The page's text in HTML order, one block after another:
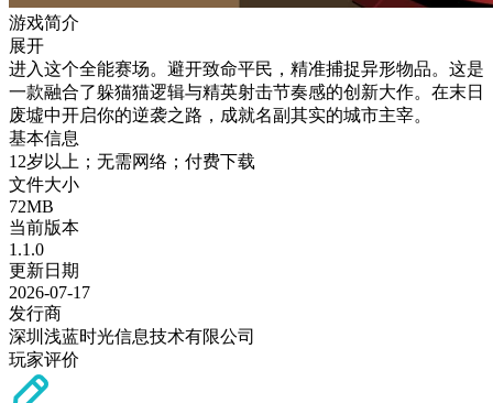
游戏简介
展开
进入这个全能赛场。避开致命平民，精准捕捉异形物品。这是
一款融合了躲猫猫逻辑与精英射击节奏感的创新大作。在末日
废墟中开启你的逆袭之路，成就名副其实的城市主宰。
基本信息
12岁以上；无需网络；付费下载
文件大小
72MB
当前版本
1.1.0
更新日期
2026-07-17
发行商
深圳浅蓝时光信息技术有限公司
玩家评价